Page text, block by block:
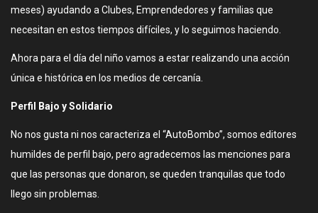
meses) ayudando a Clubes, Emprendedores y familias que
necesitan en estos tiempos difíciles, y lo seguimos haciendo.
Ahora para el día del niño vamos a estar realizando una acción
única e histórica en los medios de cercanía.
Perfil Bajo y Solidario
No nos gusta ni nos caracteriza el “AutoBombo”, somos editores
humildes de perfil bajo, pero agradecemos las menciones para
que las personas que donaron, se queden tranquilas que todo
llego sin problemas.